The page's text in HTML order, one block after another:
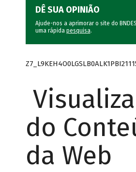
DÊ SUA OPINIÃO
Ajude-nos a aprimorar o site do
uma rápida pesquisa.
do
da Web